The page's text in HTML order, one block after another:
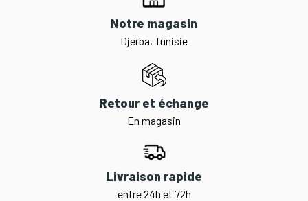
Notre magasin
Djerba, Tunisie
Retour et échange
En magasin
Livraison rapide
entre 24h et 72h